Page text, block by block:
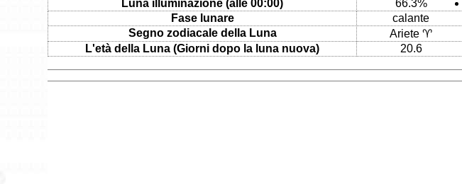
Luna illuminazione (alle 00:00)
66.3%
Fase lunare
calante
Segno zodiacale della Luna
Ariete ♈
L'età della Luna (Giorni dopo la luna nuova)
20.6